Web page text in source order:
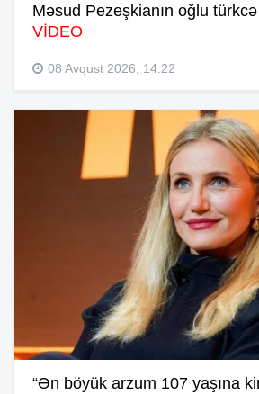
Məsud Pezeşkianın oğlu türkcə
VİDEO
08 Avqust 2026, 14:22
“Ən böyük arzum 107 yaşına